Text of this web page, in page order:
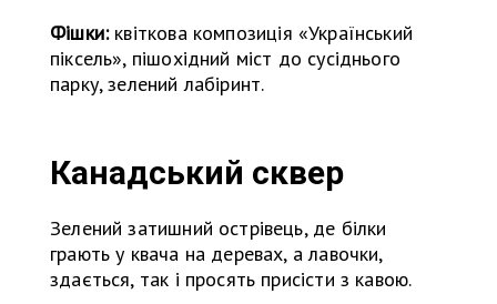
Фішки:квіткова композиція «Український
піксель», пішохідний міст до сусіднього
парку, зелений лабіринт.
Канадський сквер
Зелений затишний острівець, де білки
грають у квача на деревах, а лавочки,
здається, так і просять присісти з кавою.